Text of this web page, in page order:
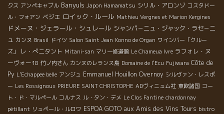
クス アンペキャブル Banyuls Japon Hamamatsu シリル・アロンゾ コスタドー
ル・フォアン ベジエ ロイック・ルール Mathieu Vergnes et Marion Kergines
ドメーヌ・ジェラール・シュレール シャンパ－ニュ・ジャック・ラセ－ニ
ュ カンヌ Brasil ドイツ Salon Saint Jean Konno de Organ ワインバー「クルー
ズ」
レ・ぺニタント Mitani-san マリー修道僧 Le Chameua Ivre ラフォレ・ヌ
ーヴォー18 竹ノ内さん カンヌのレランス島 Domaine de l'Ecu Fujiwara Côte de
Py L'Echappee belle アンジュ Emmanuel Houillon Overnoy シルヴァン・レスポ
ー Les Rossignoux PRIEURE SAINT CHRISTOPHE ADヴィニュム社 東欧諸国 コー
ト・ド・マルペール コルナス ル・タン・デメ Le Clos Fantine chardonnay
pétillant リュペール・ルロワ ESPOA GOTO aux Amis des Vins Tours bistro